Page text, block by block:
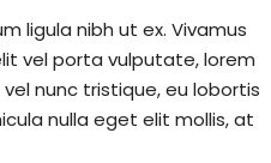
ligula nibh ut ex. Vivamus
vel porta vulputate, lorem
nunc tristique, eu lobortis
nulla eget elit mollis, at